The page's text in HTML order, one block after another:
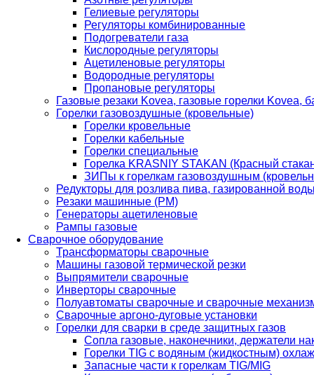
Гелиевые регуляторы
Регуляторы комбинированные
Подогреватели газа
Кислородные регуляторы
Ацетиленовые регуляторы
Водородные регуляторы
Пропановые регуляторы
Газовые резаки Kovea, газовые горелки Kovea,
Горелки газовоздушные (кровельные)
Горелки кровельные
Горелки кабельные
Горелки специальные
Горелка KRASNIY STAKAN (Красный
ЗИПы к горелкам газовоздушным
Редукторы для розлива пива, газированной
Резаки машинные (РМ)
Генераторы ацетиленовые
Рампы газовые
Сварочное оборудование
Трансформаторы сварочные
Машины газовой термической резки
Выпрямители сварочные
Инверторы сварочные
Полуавтоматы сварочные и сварочные
Сварочные аргоно-дуговые установки
Горелки для сварки в среде защитных газов
Сопла газовые, наконечники, держатели
Горелки TIG с водяным (жидкостным)
Запасные части к горелкам TIG/MIG